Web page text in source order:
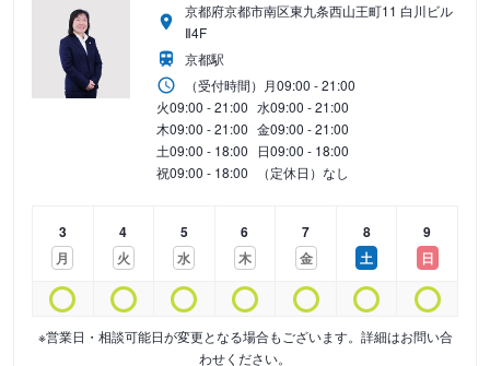
京都府京都市南区東九条西山王町11 白川ビル
Ⅱ4F
京都駅
（受付時間） 月09:00 - 21:00
火09:00 - 21:00 水09:00 - 21:00
木09:00 - 21:00 金09:00 - 21:00
土09:00 - 18:00 日09:00 - 18:00
祝09:00 - 18:00 （定休日）なし
3
月
4
火
5
水
6
木
7
金
8
土
9
日
※営業日・相談可能日が変更となる場合もございます。詳細はお問い合
わせください。